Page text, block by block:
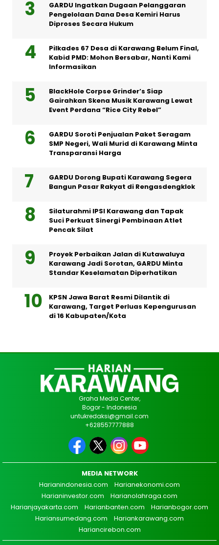
GARDU Ingatkan Dugaan Pelanggaran
Pengelolaan Dana Desa Kemiri Harus
Diproses Secara Hukum
Pilkades 67 Desa di Karawang Belum Final,
Kabid PMD: Mohon Bersabar, Nanti Kami
Informasikan
BlackHole Corpse Grinder’s Siap
Gairahkan Skena Musik Karawang Lewat
Event Perdana “Rice City Rebel”
GARDU Soroti Penjualan Paket Seragam
SMP Negeri, Wali Murid di Karawang Minta
Transparansi Harga
GARDU Dorong Bupati Karawang Segera
Bangun Pasar Rakyat di Rengasdengklok
Silaturahmi IPSI Karawang dan Tapak
Suci Perkuat Sinergi Pembinaan Atlet
Pencak Silat
Proyek Perbaikan Jalan di Kutawaluya
Karawang Jadi Sorotan, GARDU Minta
Standar Keselamatan Diperhatikan
KPSN Jawa Barat Resmi Dilantik di
Karawang, Target Perluas Kepengurusan
di 16 Kabupaten/Kota
Graha Media Center,
Bogor - Indonesia
untukredaksi@gmail.com
+628557777888
MEDIA NETWORK
Harianindonesia.com
Harianekonomi.com
Harianinvestor.com
Harianolahraga.com
Harianjayakarta.com
Harianbanten.com
Harianbogor.com
Hariansumedang.com
Hariankarawang.com
Hariancirebon.com